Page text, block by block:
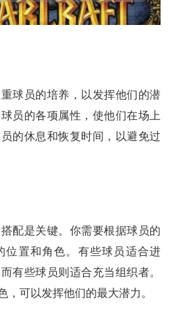
球员的培养，以发挥他们的潜
员的各项属性，使他们在场上
的休息和恢复时间，以避免过
配是关键。你需要根据球员的
位置和角色。有些球员适合进
有些球员则适合充当组织者。
，可以发挥他们的最大潜力。